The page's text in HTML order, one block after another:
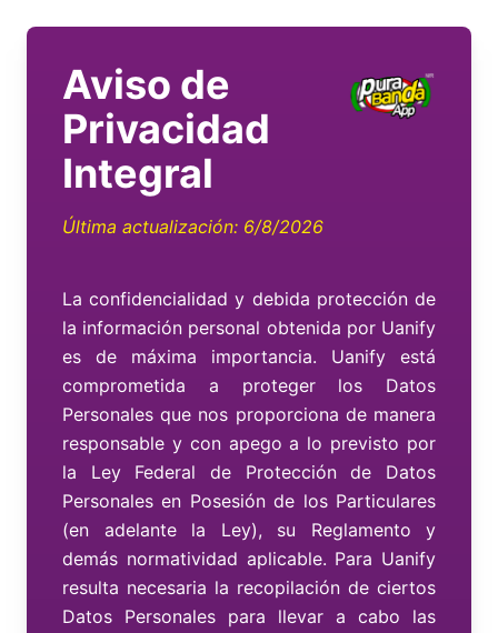
Aviso de
Privacidad
Integral
Última actualización: 6/8/2026
La confidencialidad y debida protección de
la información personal obtenida por Uanify
es de máxima importancia. Uanify está
comprometida a proteger los Datos
Personales que nos proporciona de manera
responsable y con apego a lo previsto por
la Ley Federal de Protección de Datos
Personales en Posesión de los Particulares
(en adelante la Ley), su Reglamento y
demás normatividad aplicable. Para Uanify
resulta necesaria la recopilación de ciertos
Datos Personales para llevar a cabo las